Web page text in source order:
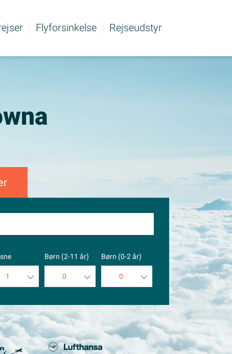
Flyforsinkelse Rejseudstyr
1
3
4
5
Børn (2-11 år)
0
2
3
4
Børn (0-2 år)
0
3
4